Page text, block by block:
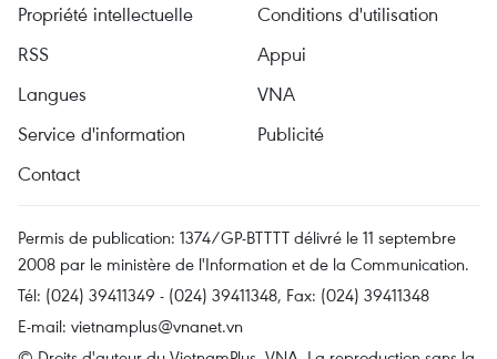
Propriété intellectuelle
Conditions d'utilisation
RSS
Appui
Langues
VNA
Service d'information
Publicité
Contact
Permis de publication: 1374/GP-BTTTT délivré le 11 septembre
2008 par le ministère de l'Information et de la Communication.
Tél: (024) 39411349 - (024) 39411348, Fax: (024) 39411348
E-mail: vietnamplus@vnanet.vn